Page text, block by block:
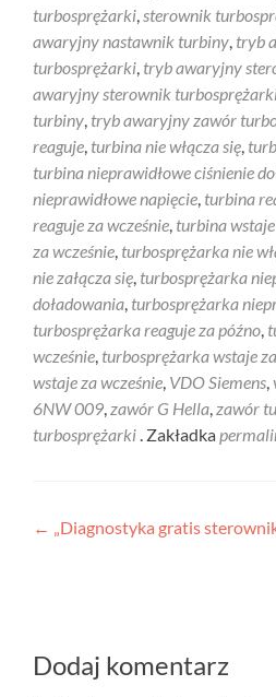
turbosprężarki,sterownik
awaryjny nastawnik turbiny, tryb
turbosprężarki, tryb awaryjny
awaryjny sterownik
turbiny, tryb awaryjny zawór
reaguje, turbina nie włącza się,
turbina nieprawidłowe ciśnienie
nieprawidłowe napięcie, turbina
reaguje za wcześnie, turbina
za wcześnie, turbosprężarka nie
nie załącza się, turbosprężarka
doładowania, turbosprężarka
turbosprężarka reaguje za późno,
wcześnie, turbosprężarka wstaje
wstaje za wcześnie, VDO Siemens,
6NW 009,zawór G Hella,zawór
turbosprężarki. Zakładka
Nawigacja
← „Diagnostyka gratis
Dodaj komentarz